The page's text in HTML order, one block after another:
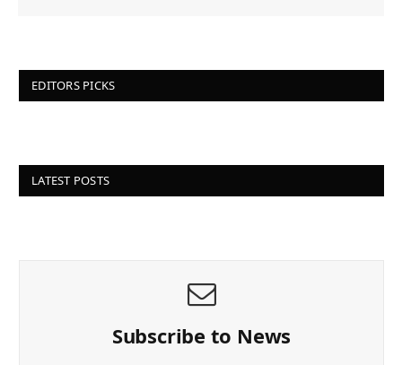
EDITORS PICKS
LATEST POSTS
Subscribe to News